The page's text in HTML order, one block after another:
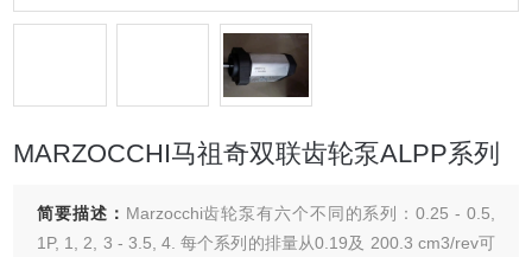
MARZOCCHI马祖奇双联齿轮泵ALPP系列
简要描述： Marzocchi齿轮泵有六个不同的系列：0.25 - 0.5,
1P, 1, 2, 3 - 3.5, 4. 每个系列的排量从0.19及 200.3 cm3/rev可